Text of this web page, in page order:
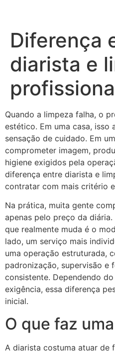
Diferença
diarista e
Quando a limpeza falha, o
estético. Em uma casa,
sensação de cuidado. Em
comprometer imagem,
higiene exigidos pela
diferença entre diarista e
contratar com mais critério
Na prática, muita gente
apenas pelo preço da
que realmente muda é o
lado, um serviço mais
uma operação estruturada,
padronização, supervisão e
consistente. Dependendo
exigência, essa diferença
inicial.
O que faz
A diarista costuma atuar de